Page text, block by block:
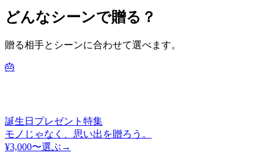
丁寧な抽出で、クリアで優しい味わいを実現。 カフェラテ
やクラフトドリンクに加え、手作りのスイーツやフードも充
実。カジュアルで温かみのある空間で、心ほどけるコーヒー
体験をお楽しみください。
どんなシーンで贈る？
贈る相手とシーンに合わせて選べます。
🎂
誕生日プレゼント特集
モノじゃなく、思い出を贈ろう。
¥3,000〜選ぶ→